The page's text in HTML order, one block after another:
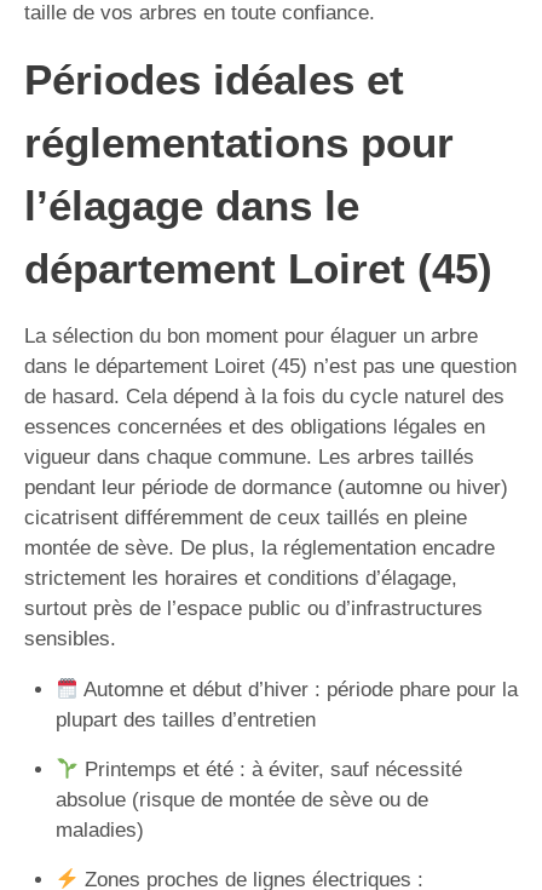
taille de vos arbres en toute confiance.
Périodes idéales et
réglementations pour
l’élagage dans le
département Loiret (45)
La sélection du bon moment pour élaguer un arbre
dans le département Loiret (45) n’est pas une question
de hasard. Cela dépend à la fois du cycle naturel des
essences concernées et des obligations légales en
vigueur dans chaque commune. Les arbres taillés
pendant leur période de dormance (automne ou hiver)
cicatrisent différemment de ceux taillés en pleine
montée de sève. De plus, la réglementation encadre
strictement les horaires et conditions d’élagage,
surtout près de l’espace public ou d’infrastructures
sensibles.
Automne et début d’hiver : période phare pour la
plupart des tailles d’entretien
Printemps et été : à éviter, sauf nécessité
absolue (risque de montée de sève ou de
maladies)
Zones proches de lignes électriques :